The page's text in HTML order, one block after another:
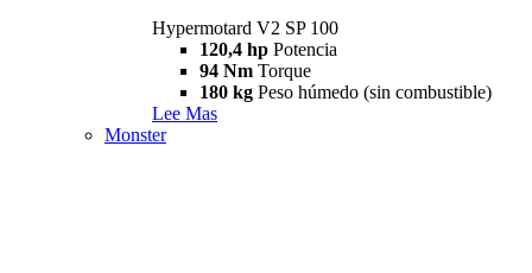
Hypermotard V2 SP 100
120,4 hp Potencia
94 Nm Torque
180 kg Peso húmedo (sin combustible)
Lee Mas
Monster